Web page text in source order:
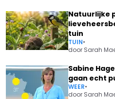
Natuurlijke
tuin
TUIN•
door Sarah
Sabine
gaan echt
WEER•
door Sarah